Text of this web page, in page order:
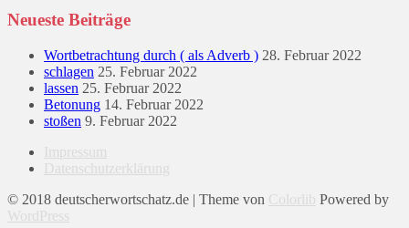
Neueste Beiträge
Wortbetrachtung durch ( als Adverb ) 28. Februar 2022
schlagen 25. Februar 2022
lassen 25. Februar 2022
Betonung 14. Februar 2022
stoßen 9. Februar 2022
Impressum
Datenschutzerklärung
© 2018 deutscherwortschatz.de | Theme von Colorlib Powered by
WordPress